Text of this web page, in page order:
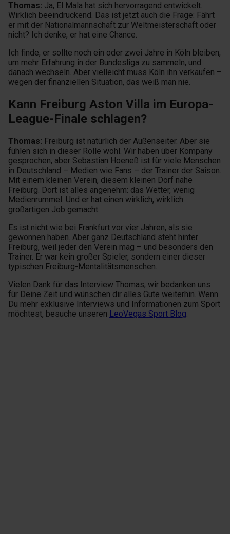
Thomas: Ja, El Mala hat sich hervorragend entwickelt.
Wirklich beeindruckend. Das ist jetzt auch die Frage: Fährt
er mit der Nationalmannschaft zur Weltmeisterschaft oder
nicht? Ich denke, er hat eine Chance.
Ich finde, er sollte noch ein oder zwei Jahre in Köln bleiben,
um mehr Erfahrung in der Bundesliga zu sammeln, und
danach wechseln. Aber vielleicht muss Köln ihn verkaufen –
wegen der finanziellen Situation, das weiß man nie.
Kann Freiburg Aston Villa im Europa-
League-Finale schlagen?
Thomas: Freiburg ist natürlich der Außenseiter. Aber sie
fühlen sich in dieser Rolle wohl. Wir haben über Kompany
gesprochen, aber Sebastian Hoeneß ist für viele Menschen
in Deutschland – Medien wie Fans – der Trainer der Saison.
Mit einem kleinen Verein, diesem kleinen Dorf nahe
Freiburg. Dort ist alles angenehm: das Wetter, wenig
Medienrummel. Und er hat einen wirklich, wirklich
großartigen Job gemacht.
Es ist nicht wie bei Frankfurt vor vier Jahren, als sie
gewonnen haben. Aber ganz Deutschland steht hinter
Freiburg, weil jeder den Verein mag – und besonders den
Trainer. Er war kein großer Spieler, sondern einer dieser
typischen Freiburg-Mentalitätsmenschen.
Vielen Dank für das Interview Thomas, wir bedanken uns
für Deine Zeit und wünschen dir alles Gute weiterhin. Wenn
Du mehr exklusive Interviews und Informationen zum Sport
möchtest, besuche unseren LeoVegas Sport Blog.